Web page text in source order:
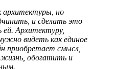
архитектуры, но
и сделать это
Архитектуру,
видеть как единое
приобретает смысл,
обогатить и